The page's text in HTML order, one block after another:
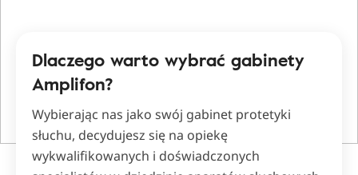
Dlaczego warto wybrać gabinety
Amplifon?
Wybierając nas jako swój gabinet protetyki
słuchu, decydujesz się na opiekę
wykwalifikowanych i doświadczonych